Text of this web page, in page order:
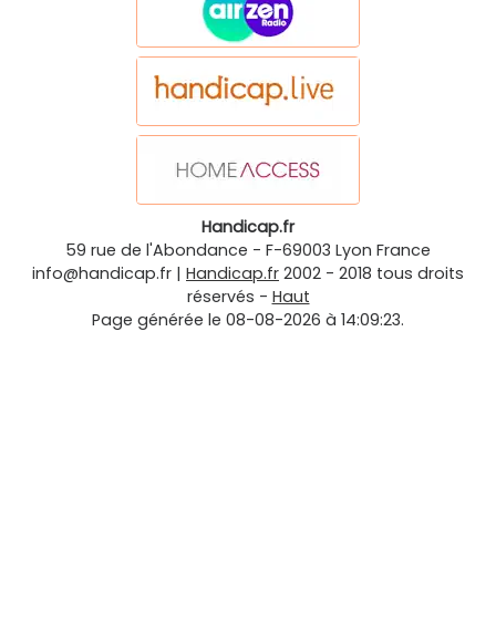
Handicap.fr
59 rue de l'Abondance - F-69003 Lyon France
info@handicap.fr | Handicap.fr 2002 - 2018 tous droits
réservés - Haut
Page générée le 08-08-2026 à 14:09:23.